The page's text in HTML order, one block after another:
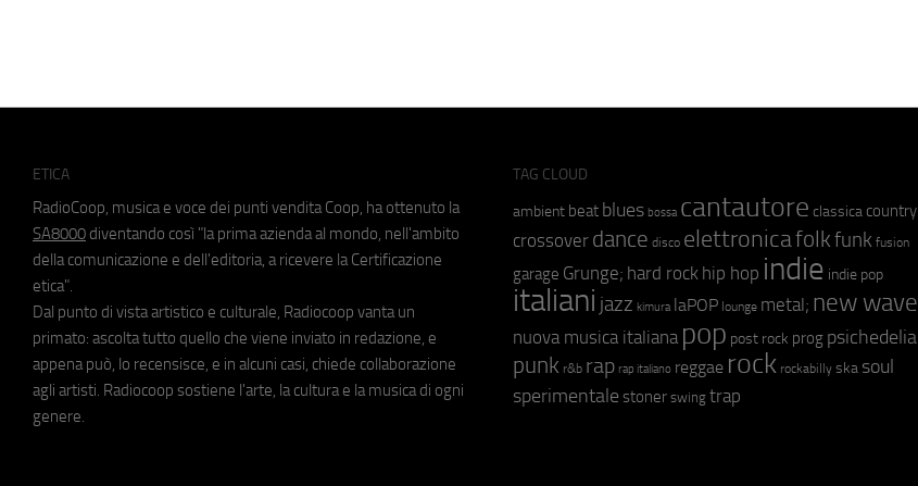
ETICA
RadioCoop, musica e voce dei punti vendita Coop, ha ottenuto la
SA8000 diventando così "la prima azienda al mondo, nell'ambito
della comunicazione e dell'editoria, a ricevere la Certificazione
etica".
Dal punto di vista artistico e culturale, Radiocoop vanta un
primato: ascolta tutto quello che viene inviato in redazione, e
appena può, lo recensisce, e in alcuni casi, chiede collaborazione
agli artisti. Radiocoop sostiene l'arte, la cultura e la musica di ogni
genere.
TAG CLOUD
ambient beat blues bossa cantautore classica country
crossover dance disco elettronicafolkfunk fusion
garage Grunge; hard rock hip hop indie indie pop
italiani jazz kimura laPOP lounge metal; new wave
nuova musica italiana pop post rock prog psichedelia
punk r&b rap rap italiano reggae rock rockabilly ska soul
sperimentale stoner swing trap